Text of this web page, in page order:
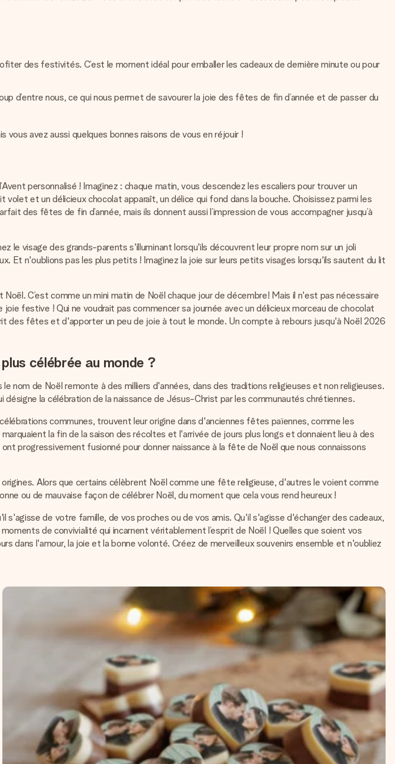
des festivités. C’est le moment idéal pour emballer les cadeaux de dernière minute ou pour
d’entre nous, ce qui nous permet de savourer la joie des fêtes de fin d’année et de passer du
avez aussi quelques bonnes raisons de vous en réjouir !
personnalisé ! Imaginez : chaque matin, vous descendez les escaliers pour trouver un
et un délicieux chocolat apparaît, un délice qui fond dans la bouche. Choisissez parmi les
des fêtes de fin d’année, mais ils donnent aussi l’impression de vous accompagner jusqu’à
le visage des grands-parents s'illuminant lorsqu'ils découvrent leur propre nom sur un joli
Et n'oublions pas les plus petits ! Imaginez la joie sur leurs petits visages lorsqu'ils sautent du lit
C’est comme un mini matin de Noël chaque jour de décembre! Mais il n'est pas nécessaire
festive ! Qui ne voudrait pas commencer sa journée avec un délicieux morceau de chocolat
des fêtes et d'apporter un peu de joie à tout le monde. Un compte à rebours jusqu'à Noël 2026
célébrée au monde ?
nom de Noël remonte à des milliers d'années, dans des traditions religieuses et non religieuses.
la célébration de la naissance de Jésus-Christ par les communautés chrétiennes.
communes, trouvent leur origine dans d'anciennes fêtes païennes, comme les
la fin de la saison des récoltes et l'arrivée de jours plus longs et donnaient lieu à des
progressivement fusionné pour donner naissance à la fête de Noël que nous connaissons
Alors que certains célèbrent Noël comme une fête religieuse, d'autres le voient comme
ou de mauvaise façon de célébrer Noël, du moment que cela vous rend heureux !
de votre famille, de vos proches ou de vos amis. Qu'il s'agisse d'échanger des cadeaux,
de convivialité qui incarnent véritablement l’esprit de Noël ! Quelles que soient vos
dans l'amour, la joie et la bonne volonté. Créez de merveilleux souvenirs ensemble et n'oubliez